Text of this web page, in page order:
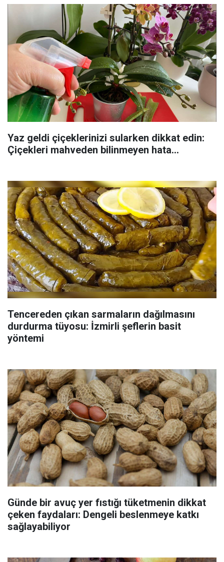
Yaz geldi çiçeklerinizi sularken dikkat edin:
Çiçekleri mahveden bilinmeyen hata...
Tencereden çıkan sarmaların dağılmasını
durdurma tüyosu: İzmirli şeflerin basit
yöntemi
Günde bir avuç yer fıstığı tüketmenin dikkat
çeken faydaları: Dengeli beslenmeye katkı
sağlayabiliyor